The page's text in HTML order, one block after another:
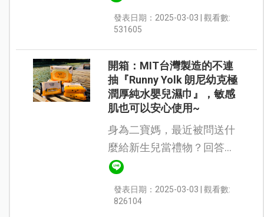
比姊姊AZRA較為敏感，容易
泛紅，我們都不敢隨便使用
要使用#純...
發表日期：2025-03-03 | 觀看數:
531605
開箱：MIT台灣製造的不連
抽『Runny Yolk 朗尼幼克極
潤厚純水嬰兒濕巾』，敏感
肌也可以安心使用~
身為二寶媽，最近被問送什
麼給新生兒當禮物？回答就
是尿布s號跟濕紙巾最實用
啦！平常囤貨品一定有“濕紙
巾＂，家裡有小孩的必備
發表日期：2025-03-03 | 觀看數:
826104